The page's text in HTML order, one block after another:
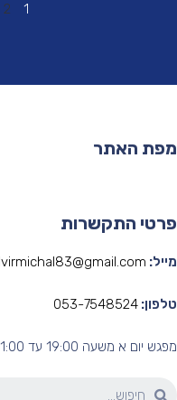
האתר
התקשרות
dvirmichal83@gmail.com
053-7548524
יום א משעה 19:00 עד 21:00